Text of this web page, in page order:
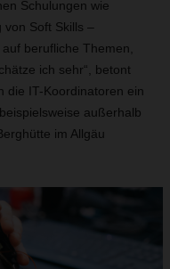
Schulungen wie
von Soft Skills –
berufliche Themen,
ich sehr“, betont
die IT-Koordinatoren ein
außerhalb
im Allgäu